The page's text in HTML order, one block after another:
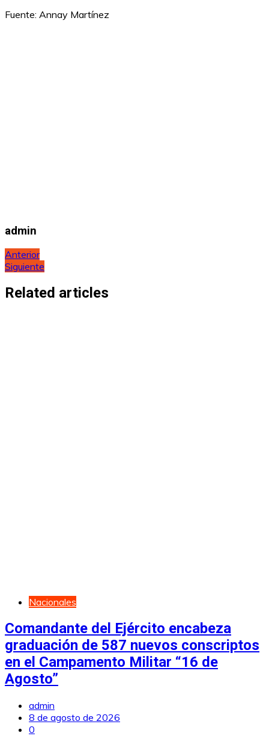
Fuente: Annay Martínez
admin
Navegación
de
entradas
Anterior
Siguiente
Related articles
Nacionales
Comandante del Ejército encabeza
graduación de 587 nuevos conscriptos
en el Campamento Militar “16 de
Agosto”
admin
8 de agosto de 2026
0